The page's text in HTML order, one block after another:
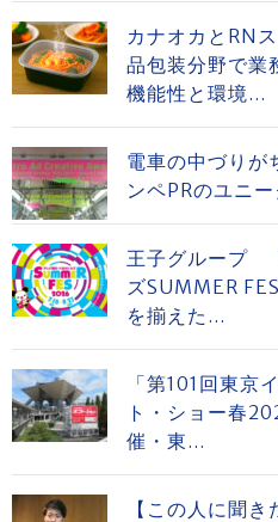
カナオカとRN
品包装分野で
機能性と環境...
電車の中づり
ンペPRのユニ
王子グループ
ズSUMMER
を揃えた...
「第101回東京
ト・ショー春
催・東...
【この人に聞